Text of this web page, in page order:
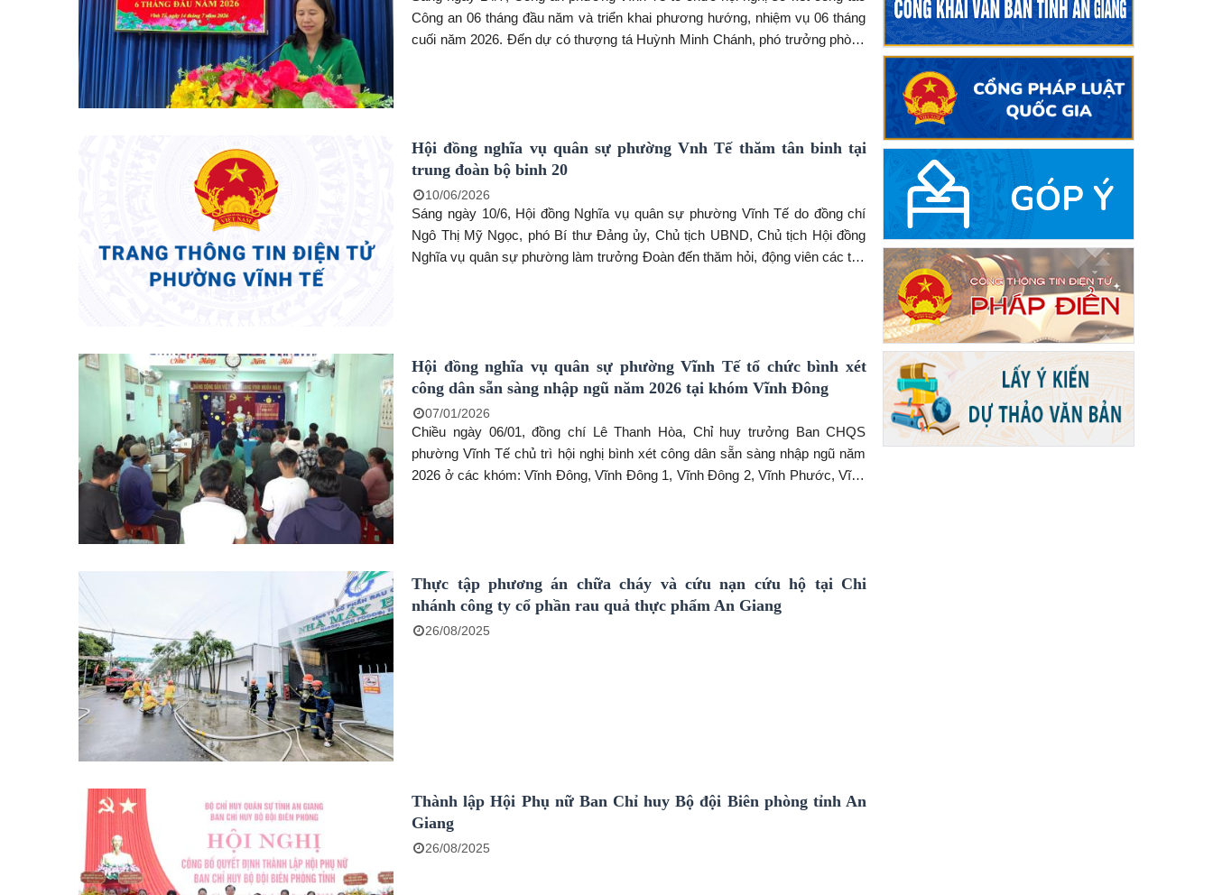
Công an 06 tháng đầu năm và triển khai phương hướng, nhiệm vụ 06 tháng
cuối năm 2026. Đến dự có thượng tá Huỳnh Minh Chánh, phó trưởng phòng
Hội đồng nghĩa vụ quân sự phường Vnh Tế thăm tân binh tại
trung đoàn bộ binh 20
10/06/2026
Sáng ngày 10/6, Hội đồng Nghĩa vụ quân sự phường Vĩnh Tế do đồng chí
Ngô Thị Mỹ Ngọc, phó Bí thư Đảng ủy, Chủ tịch UBND, Chủ tịch Hội đồng
Nghĩa vụ quân sự phường làm trưởng Đoàn đến thăm hỏi, động viên các tân
Hội đồng nghĩa vụ quân sự phường Vĩnh Tế tổ chức bình xét
công dân sẵn sàng nhập ngũ năm 2026 tại khóm Vĩnh Đông
07/01/2026
Chiều ngày 06/01, đồng chí Lê Thanh Hòa, Chỉ huy trưởng Ban CHQS
phường Vĩnh Tế chủ trì hội nghị bình xét công dân sẵn sàng nhập ngũ năm
2026 ở các khóm: Vĩnh Đông, Vĩnh Đông 1, Vĩnh Đông 2, Vĩnh Phước, Vĩnh
Thực tập phương án chữa cháy và cứu nạn cứu hộ tại Chi
nhánh công ty cổ phần rau quả thực phẩm An Giang
26/08/2025
Thành lập Hội Phụ nữ Ban Chỉ huy Bộ đội Biên phòng tỉnh An
Giang
26/08/2025